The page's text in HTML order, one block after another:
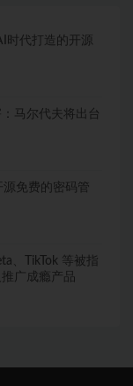
时代打造的开源
马尔代夫将出台
源免费的密码管
、TikTok 等被指
广成瘾产品